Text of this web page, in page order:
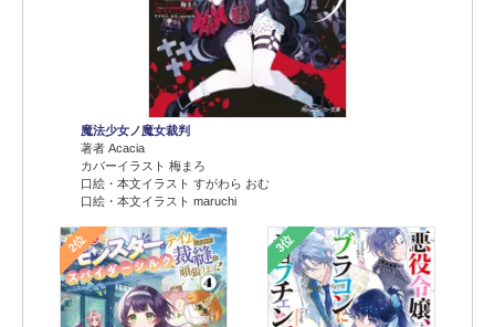
魔法少女ノ魔女裁判
著者 Acacia
カバーイラスト 梅まろ
口絵・本文イラスト すがわら おむ
口絵・本文イラスト maruchi
2位 3位